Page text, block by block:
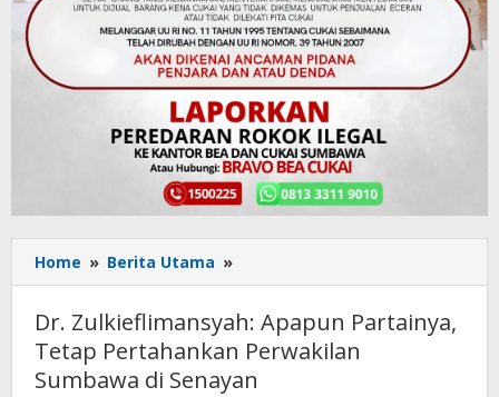
Home » Berita Utama »
Zulkieflimansyah:
Apapun
Partainya,
Tetap
Pertahankan
Dr. Zulkieflimansyah: Apapun Partainya,
Tetap Pertahankan Perwakilan
Sumbawa di Senayan